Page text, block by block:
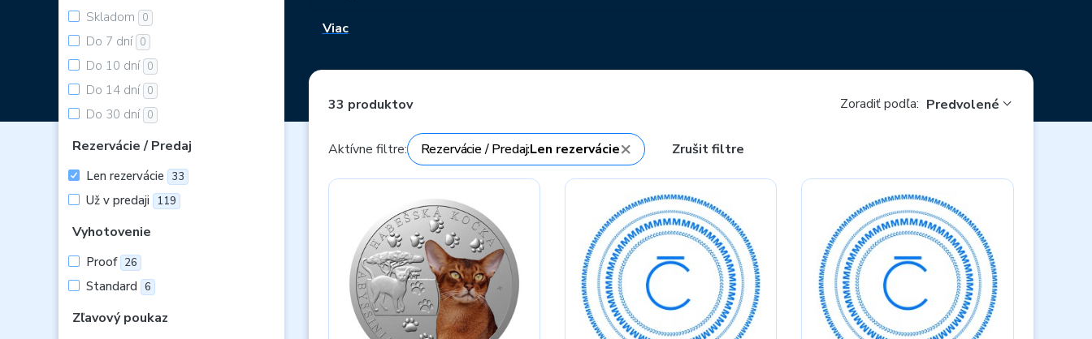
Skladom 0
Do 7 dní 0
Do 10 dní 0
Do 14 dní 0
Do 30 dní 0
Rezervácie / Predaj
Len rezervácie 33
Už v predaji 119
Vyhotovenie
Proof 26
Standard 6
Zľavový poukaz
Viac
33 produktov Zoradiť podľa: Predvolené
Aktívne filtre: Rezervácie / PredajLen rezervácie× Zrušit filtre